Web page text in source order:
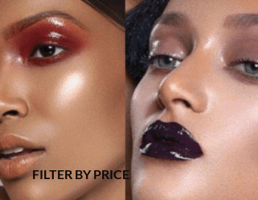
FILTER BY PRICE